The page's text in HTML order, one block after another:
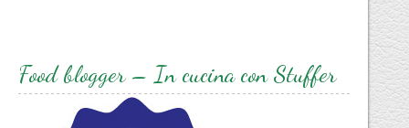
Food blogger – In cucina con Stuffer